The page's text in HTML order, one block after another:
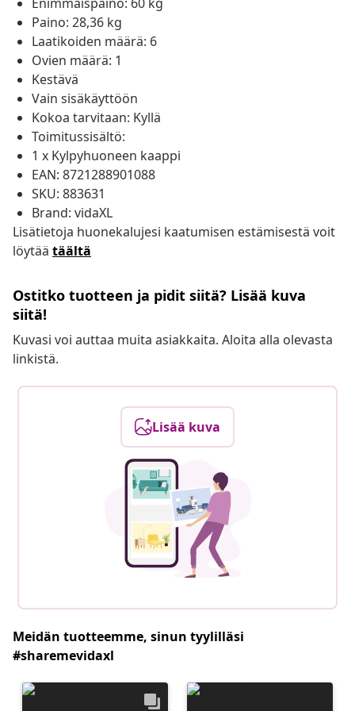
Paino: 28,36 kg
Laatikoiden määrä: 6
Ovien määrä: 1
Kestävä
Vain sisäkäyttöön
Kokoa tarvitaan: Kyllä
Toimitussisältö:
1 x Kylpyhuoneen kaappi
EAN: 8721288901088
SKU: 883631
Brand: vidaXL
Lisätietoja huonekalujesi kaatumisen estämisestä voit
löytää täältä
Ostitko tuotteen ja pidit siitä? Lisää kuva
siitä!
Kuvasi voi auttaa muita asiakkaita. Aloita alla olevasta
linkistä.
Lisää kuva
Meidän tuotteemme, sinun tyylilläsi
#sharemevidaxl